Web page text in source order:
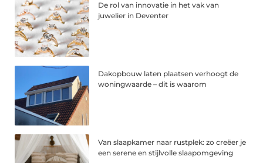
De rol van innovatie in het vak van
juwelier in Deventer
Dakopbouw laten plaatsen verhoogt de
woningwaarde – dit is waarom
Van slaapkamer naar rustplek: zo creëer je
een serene en stijlvolle slaapomgeving